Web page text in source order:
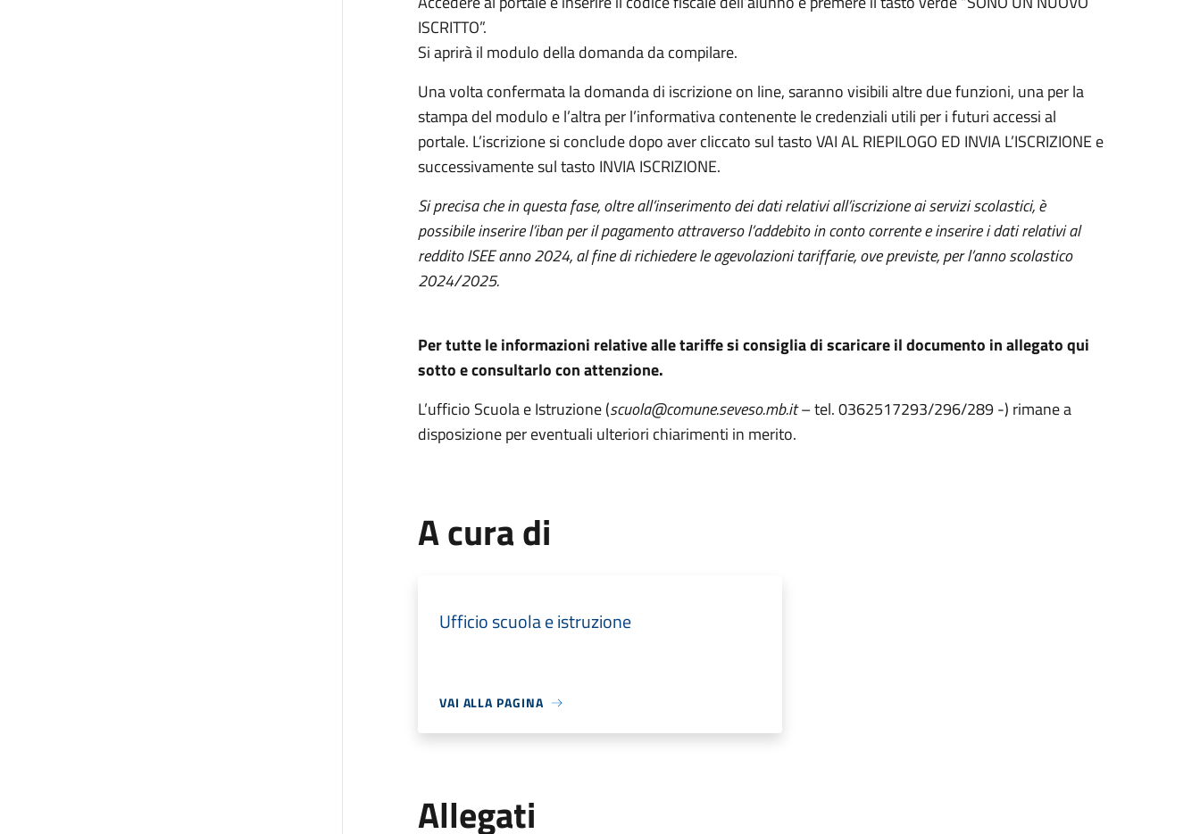
ISCRITTO”.
Si aprirà il modulo della domanda da compilare.
Una volta confermata la domanda di iscrizione on line, saranno visibili altre due funzioni, una per la
stampa del modulo e l’altra per l’informativa contenente le credenziali utili per i futuri accessi al
portale. L’iscrizione si conclude dopo aver cliccato sul tasto VAI AL RIEPILOGO ED INVIA L’ISCRIZIONE e
successivamente sul tasto INVIA ISCRIZIONE.
Si precisa che in questa fase, oltre all’inserimento dei dati relativi all’iscrizione ai servizi scolastici, è
possibile inserire l’iban per il pagamento attraverso l’addebito in conto corrente e inserire i dati relativi al
reddito ISEE anno 2024, al fine di richiedere le agevolazioni tariffarie, ove previste, per l’anno scolastico
2024/2025.
Per tutte le informazioni relative alle tariffe si consiglia di scaricare il documento in allegato qui
sotto e consultarlo con attenzione.
L’ufficio Scuola e Istruzione (scuola@comune.seveso.mb.it– tel. 0362517293/296/289 -) rimane a
disposizione per eventuali ulteriori chiarimenti in merito.
A cura di
Ufficio scuola e istruzione
VAI ALLA PAGINA
Allegati